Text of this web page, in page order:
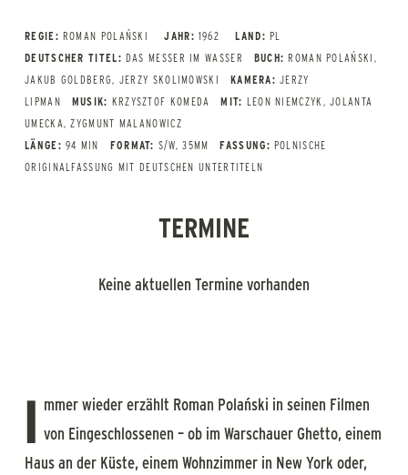
REGIE: ROMAN POLAŃSKI JAHR: 1962 LAND: PL
DEUTSCHER TITEL: DAS MESSER IM WASSER BUCH: ROMAN POLAŃSKI,
JAKUB GOLDBERG, JERZY SKOLIMOWSKI
KAMERA: JERZY
LIPMAN
MUSIK: KRZYSZTOF KOMEDA MIT: LEON NIEMCZYK, JOLANTA
UMECKA, ZYGMUNT MALANOWICZ
LÄNGE: 94 MIN FORMAT: S/W, 35MM FASSUNG: POLNISCHE
ORIGINALFASSUNG MIT DEUTSCHEN UNTERTITELN
TERMINE
Keine aktuellen Termine vorhanden
I mmer wieder erzählt Roman Polański in seinen Filmen
von Eingeschlossenen – ob im Warschauer Ghetto, einem
Haus an der Küste, einem Wohnzimmer in New York oder,